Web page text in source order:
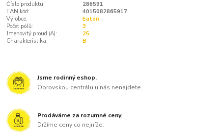
Číslo produktu:
286591
EAN kód:
4015082865917
Výrobce:
Eaton
Počet pólů:
3
Jmenovitý proud (A):
25
Charakteristika:
B
Jsme rodinný eshop.
Obrovskou centrálu u nás nenajdete.
Prodáváme za rozumné ceny.
Držíme ceny co nejníže.